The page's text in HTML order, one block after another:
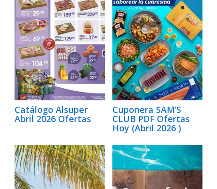
Catálogo Alsuper
Abril 2026 Ofertas
Cuponera SAM’S
CLUB PDF Ofertas
Hoy (Abril 2026 )